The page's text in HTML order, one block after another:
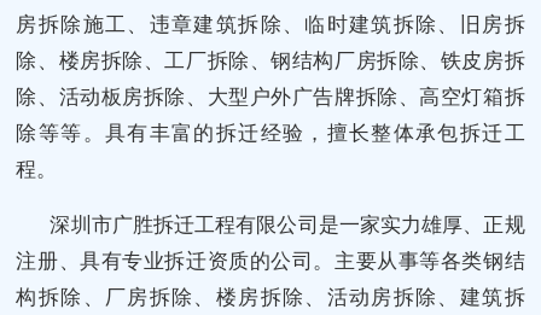
房拆除施工、违章建筑拆除、临时建筑拆除、旧房拆
除、楼房拆除、工厂拆除、钢结构厂房拆除、铁皮房拆
除、活动板房拆除、大型户外广告牌拆除、高空灯箱拆
除等等。具有丰富的拆迁经验，擅长整体承包拆迁工
程。
深圳市广胜拆迁工程有限公司是一家实力雄厚、正规
注册、具有专业拆迁资质的公司。主要从事等各类钢结
构拆除、厂房拆除、楼房拆除、活动房拆除、建筑拆